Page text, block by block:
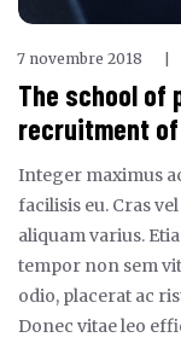
7 novembre 2018
The school of
recruitment
Integer maximus
facilisis eu. Cras
aliquam varius.
tempor non sem
odio, placerat ac
Donec vitae leo